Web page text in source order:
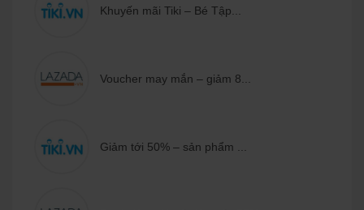
Khuyến mãi Tiki – Bé Tập...
Voucher may mắn – giảm 8...
Giảm tới 50% – sản phẩm ...